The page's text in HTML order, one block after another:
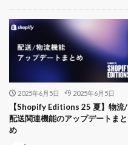
2025年6月5日 2025年6月5日
【Shopify Editions 25 夏】物流/
配送関連機能のアップデートまと
め